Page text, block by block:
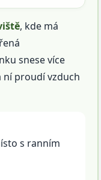
, kde má
snese více
ní proudí vzduch
s ranním